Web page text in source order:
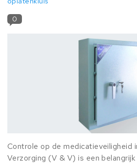
0
Controle op de medicatieveiligheid
Verzorging (V & V) is een